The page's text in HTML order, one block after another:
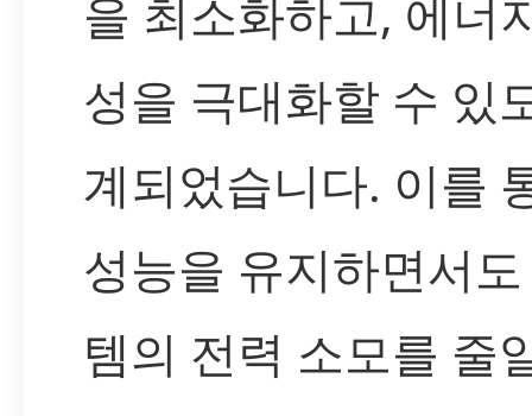
을 최소화하고, 에너
성을 극대화할 수 있
계되었습니다. 이를
성능을 유지하면서
템의 전력 소모를 줄